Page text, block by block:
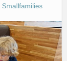
Smallfamilies